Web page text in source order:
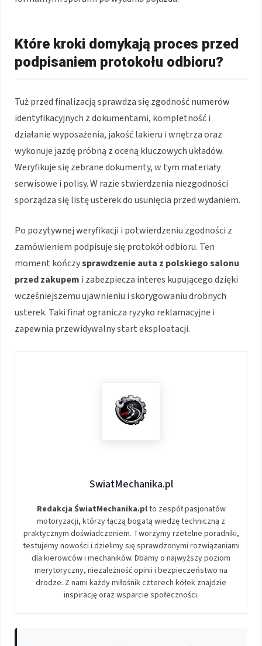
Które kroki domykają proces przed
podpisaniem protokołu odbioru?
Tuż przed finalizacją sprawdza się zgodność numerów
identyfikacyjnych z dokumentami, kompletność i
działanie wyposażenia, jakość lakieru i wnętrza oraz
wykonuje jazdę próbną z oceną kluczowych układów.
Weryfikuje się zebrane dokumenty, w tym materiały
serwisowe i polisy. W razie stwierdzenia niezgodności
sporządza się listę usterek do usunięcia przed wydaniem.
Po pozytywnej weryfikacji i potwierdzeniu zgodności z
zamówieniem podpisuje się protokół odbioru. Ten
moment kończysprawdzenie auta z polskiego salonu
przed zakupem i zabezpiecza interes kupującego dzięki
wcześniejszemu ujawnieniu i skorygowaniu drobnych
usterek. Taki finał ogranicza ryzyko reklamacyjne i
zapewnia przewidywalny start eksploatacji.
SwiatMechanika.pl
Redakcja ŚwiatMechanika.plto zespół pasjonatów
motoryzacji, którzy łączą bogatą wiedzę techniczną z
praktycznym doświadczeniem. Tworzymy rzetelne poradniki,
testujemy nowości i dzielimy się sprawdzonymi rozwiązaniami
dla kierowców i mechaników. Dbamy o najwyższy poziom
merytoryczny, niezależność opinii i bezpieczeństwo na
drodze. Z nami każdy miłośnik czterech kółek znajdzie
inspirację oraz wsparcie społeczności.